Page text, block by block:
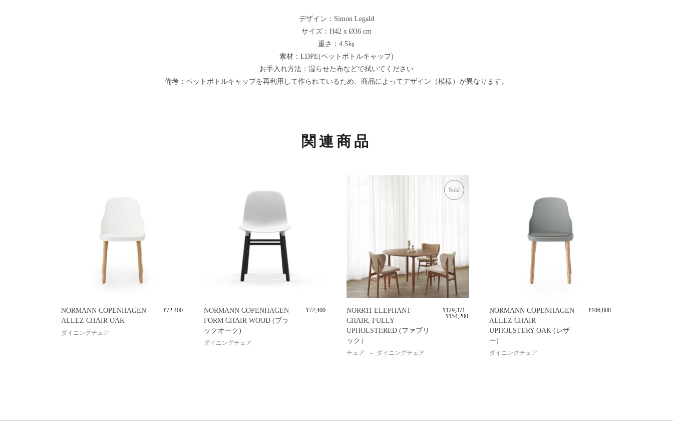
デザイン：Simon Legald
サイズ：H42 x Ø36 cm
重さ：4.5㎏
素材：LDPE(ペットボトルキャップ)
お手入れ方法：湿らせた布などで拭いてください
備考：ペットボトルキャップを再利用して作られているため、商品によってデザイン（模様）が異なります。
関連商品
NORMANN COPENHAGEN
ALLEZ CHAIR OAK
ダイニングチェア
¥72,400
NORMANN COPENHAGEN
FORM CHAIR WOOD (ブラ
ックオーク)
ダイニングチェア
¥72,400
Sold
NORR11 ELEPHANT
CHAIR, FULLY
UPHOLSTERED (ファブリ
ック）
チェア ダイニングチェア
¥129,371–
¥154,200
NORMANN COPENHAGEN
ALLEZ CHAIR
UPHOLSTERY OAK (レザ
ー)
ダイニングチェア
¥106,800